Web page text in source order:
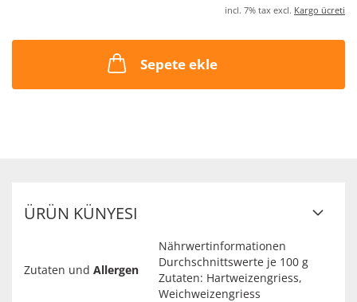
incl. 7% tax excl. Kargo ücreti
Sepete ekle
ÜRÜN KÜNYESI
Zutaten und Allergen
Nährwertinformationen
Durchschnittswerte je 100 g
Zutaten: Hartweizengriess,
Weichweizengriess